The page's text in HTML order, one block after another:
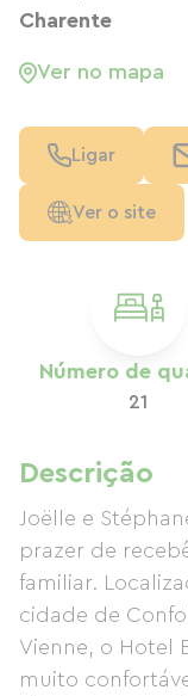
Número de
21
Descrição
Joëlle e
prazer de
familiar.
cidade de
Vienne, o Hotel
muito
Charente
Ver no mapa
Ligar
Ver o site